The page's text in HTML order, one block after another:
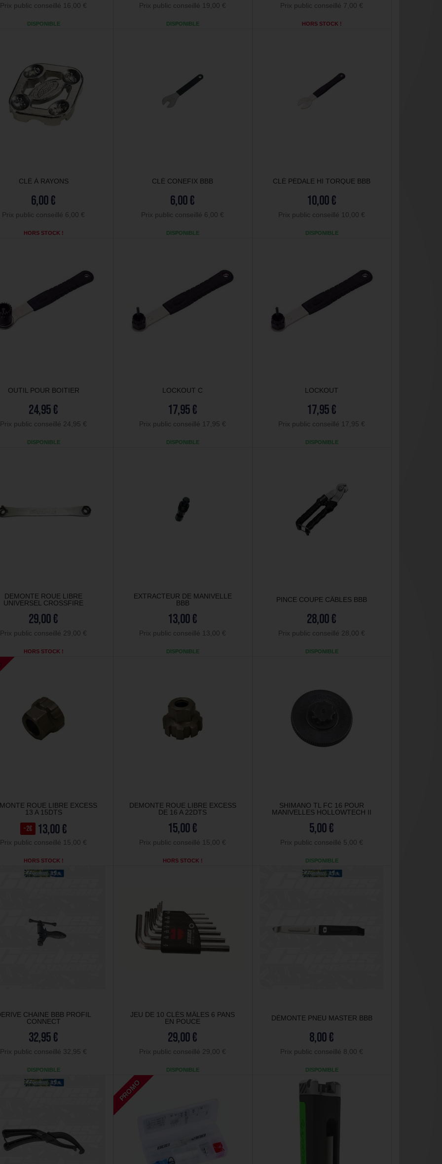
Prix public conseillé 16,00 €
DISPONIBLE
Prix public conseillé 19,00 €
DISPONIBLE
Prix public conseillé 7,00 €
HORS STOCK !
CLÉ À RAYONS
6,00 €
Prix public conseillé 6,00 €
HORS STOCK !
CLÉ CONEFIX BBB
6,00 €
Prix public conseillé 6,00 €
DISPONIBLE
CLÉ PÉDALE HI TORQUE BBB
10,00 €
Prix public conseillé 10,00 €
DISPONIBLE
OUTIL POUR BOITIER
24,95 €
Prix public conseillé 24,95 €
DISPONIBLE
LOCKOUT C
17,95 €
Prix public conseillé 17,95 €
DISPONIBLE
LOCKOUT
17,95 €
Prix public conseillé 17,95 €
DISPONIBLE
DEMONTE ROUE LIBRE
UNIVERSEL CROSSFIRE
29,00 €
Prix public conseillé 29,00 €
HORS STOCK !
EXTRACTEUR DE MANIVELLE
BBB
13,00 €
Prix public conseillé 13,00 €
DISPONIBLE
PINCE COUPE CÂBLES BBB
28,00 €
Prix public conseillé 28,00 €
DISPONIBLE
ROUE LIBRE EXCESS
13 A 15DTS
-2€ 13,00 €
Prix public conseillé 15,00 €
HORS STOCK !
DEMONTE ROUE LIBRE EXCESS
DE 16 A 22DTS
15,00 €
Prix public conseillé 15,00 €
HORS STOCK !
SHIMANO TL FC 16 POUR
MANIVELLES HOLLOWTECH II
5,00 €
Prix public conseillé 5,00 €
DISPONIBLE
CHAINE BBB PROFIL
CONNECT
32,95 €
Prix public conseillé 32,95 €
DISPONIBLE
JEU DE 10 CLÉS MÂLES 6 PANS
EN POUCE
29,00 €
Prix public conseillé 29,00 €
DISPONIBLE
DÉMONTE PNEU MASTER BBB
8,00 €
Prix public conseillé 8,00 €
DISPONIBLE
PROMO